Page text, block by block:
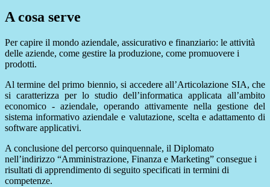
A cosa serve
Per capire il mondo aziendale, assicurativo e finanziario: le attività
delle aziende, come gestire la produzione, come promuovere i
prodotti.
Al termine del primo biennio, si accedere all’Articolazione SIA, che
si caratterizza per lo studio dell’informatica applicata all’ambito
economico - aziendale, operando attivamente nella gestione del
sistema informativo aziendale e valutazione, scelta e adattamento di
software applicativi.
A conclusione del percorso quinquennale, il Diplomato
nell’indirizzo “Amministrazione, Finanza e Marketing” consegue i
risultati di apprendimento di seguito specificati in termini di
competenze.